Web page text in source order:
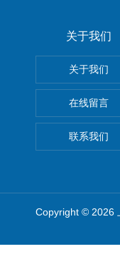
关于我们
关于我们
在线留言
联系我们
Copyright © 2026